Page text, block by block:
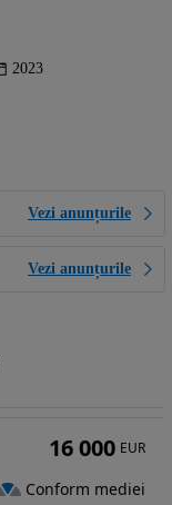
2023
Vezi anunțurile
Vezi anunțurile
16 000 EUR
Conform mediei